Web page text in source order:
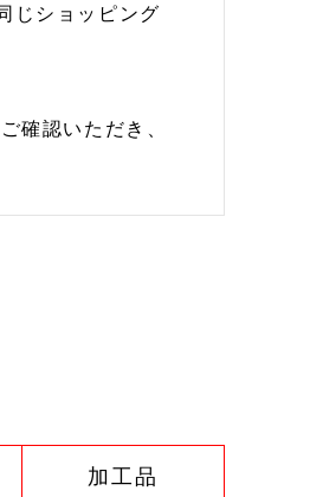
じショッピング
確認いただき、
加工品